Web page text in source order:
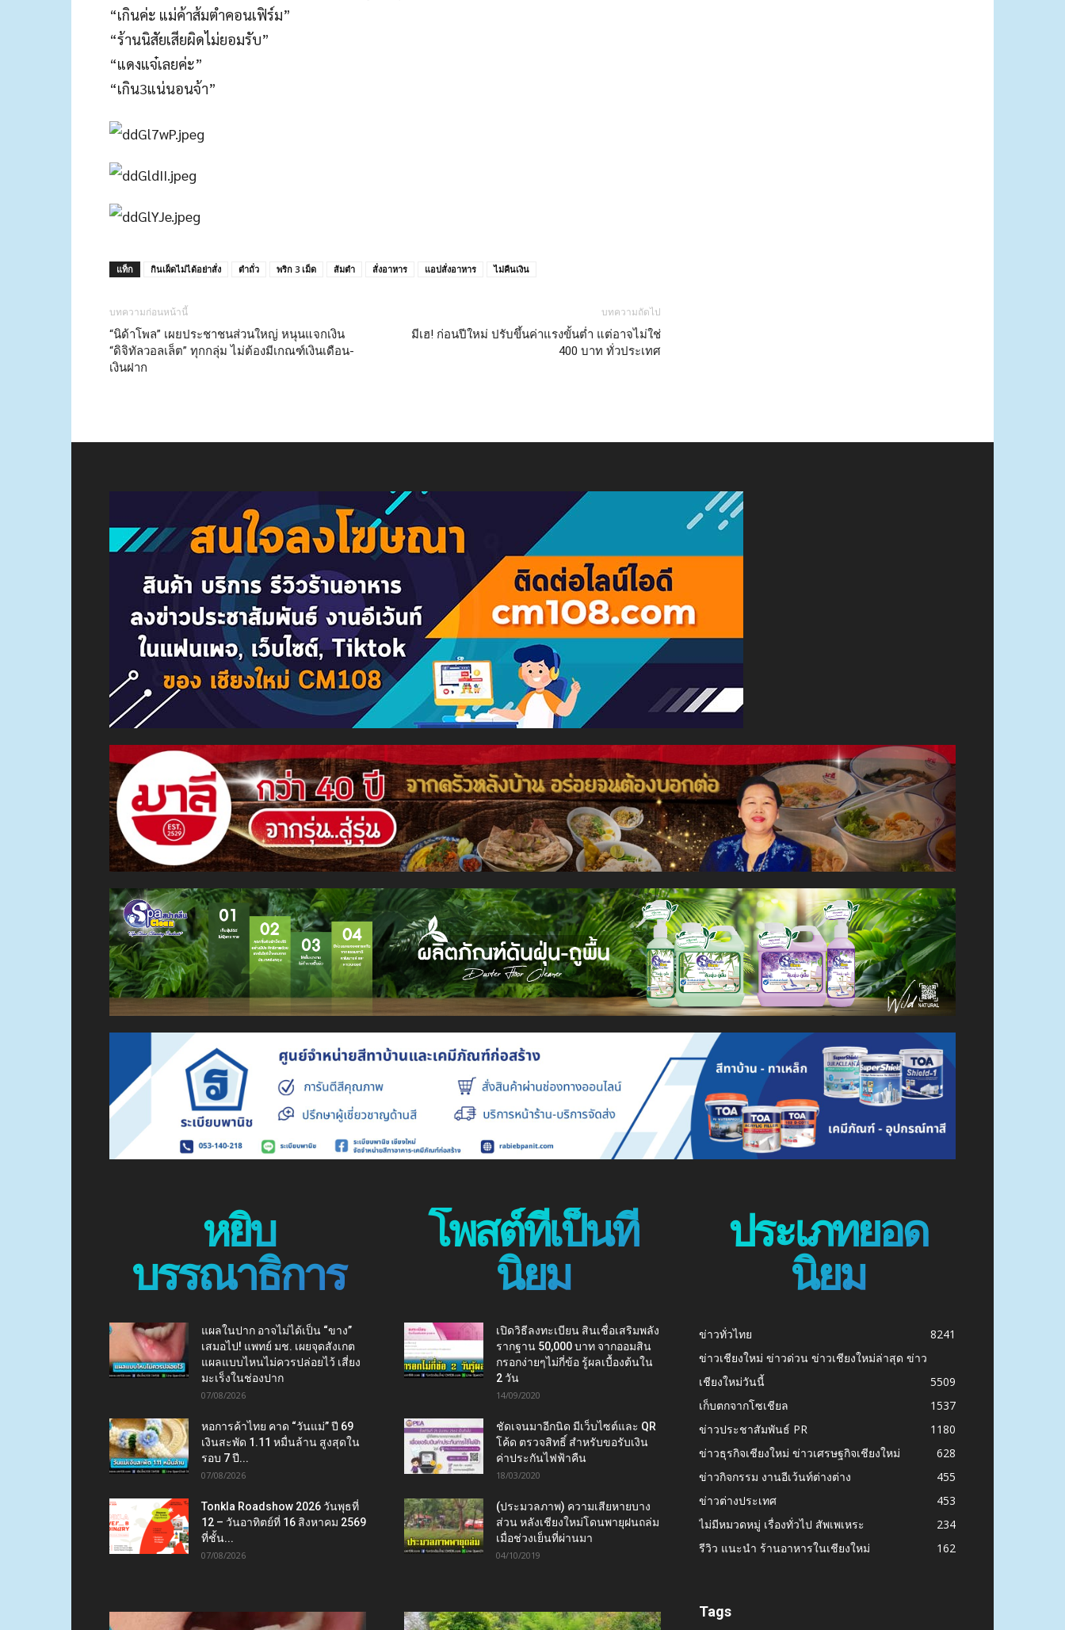
“เกินค่ะ แม่ค้าส้มตำคอนเฟิร์ม”
“ร้านนิสัยเสียผิดไม่ยอมรับ”
“แดงแจ๋เลยค่ะ”
“เกิน3แน่นอนจ้า”
แท็ก กินเผ็ดไม่ได้อย่าสั่ง ตำถั่ว พริก 3 เม็ด ส้มตำ สั่งอาหาร แอปสั่งอาหาร ไม่คืนเงิน
บทความก่อนหน้านี้
“นิด้าโพล” เผยประชาชนส่วนใหญ่ หนุนแจกเงิน
“ดิจิทัลวอลเล็ต” ทุกกลุ่ม ไม่ต้องมีเกณฑ์เงินเดือน-
เงินฝาก
บทความถัดไป
มีเฮ! ก่อนปีใหม่ ปรับขึ้นค่าแรงขั้นต่ำ แต่อาจไม่ใช่
400 บาท ทั่วประเทศ
หยิบ
บรรณาธิการ
แผลในปาก อาจไม่ได้เป็น “ขาง”
เสมอไป! แพทย์ มช. เผยจุดสังเกต
แผลแบบไหนไม่ควรปล่อยไว้ เสี่ยง
มะเร็งในช่องปาก
07/08/2026
หอการค้าไทย คาด “วันแม่” ปี 69
เงินสะพัด 1.11 หมื่นล้าน สูงสุดใน
รอบ 7 ปี...
07/08/2026
Tonkla Roadshow 2026 วันพุธที่
12 – วันอาทิตย์ที่ 16 สิงหาคม 2569
ที่ชั้น...
07/08/2026
โพสต์ที่เป็นที่
นิยม
เปิดวิธีลงทะเบียน สินเชื่อเสริมพลัง
รากฐาน 50,000 บาท จากออมสิน
กรอกง่ายๆไม่กี่ข้อ รู้ผลเบื้องต้นใน
2 วัน
14/09/2020
ชัดเจนมาอีกนิด มีเว็บไซต์และ QR
โค้ด ตรวจสิทธิ์ สำหรับขอรับเงิน
ค่าประกันไฟฟ้าคืน
18/03/2020
(ประมวลภาพ) ความเสียหายบาง
ส่วน หลังเชียงใหม่โดนพายุฝนถล่ม
เมื่อช่วงเย็นที่ผ่านมา
04/10/2019
ประเภทยอด
นิยม
ข่าวทั่วไทย
8241
ข่าวเชียงใหม่ ข่าวด่วน ข่าวเชียงใหม่ล่าสุด ข่าว
เชียงใหม่วันนี้
5509
เก็บตกจากโซเชียล
1537
ข่าวประชาสัมพันธ์ PR
1180
ข่าวธุรกิจเชียงใหม่ ข่าวเศรษฐกิจเชียงใหม่
628
ข่าวกิจกรรม งานอีเว้นท์ต่างต่าง
455
ข่าวต่างประเทศ
453
ไม่มีหมวดหมู่ เรื่องทั่วไป สัพเพเหระ
234
รีวิว แนะนำ ร้านอาหารในเชียงใหม่
162
Tags